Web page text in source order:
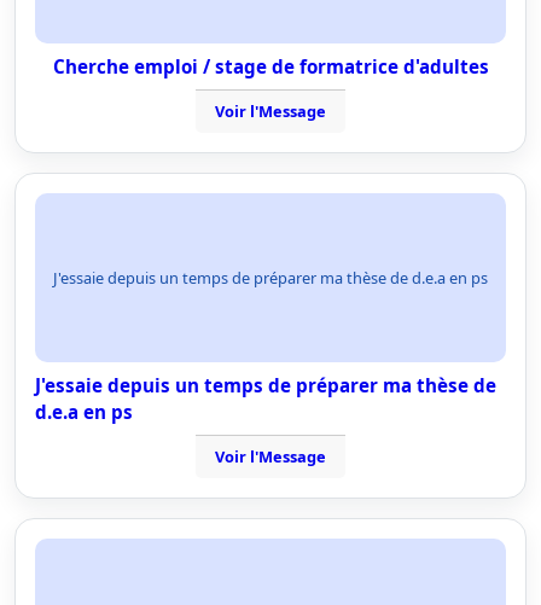
Cherche emploi / stage de formatrice d'adultes
Voir l'Message
J'essaie depuis un temps de préparer ma thèse de d.e.a en ps
J'essaie depuis un temps de préparer ma thèse de
d.e.a en ps
Voir l'Message